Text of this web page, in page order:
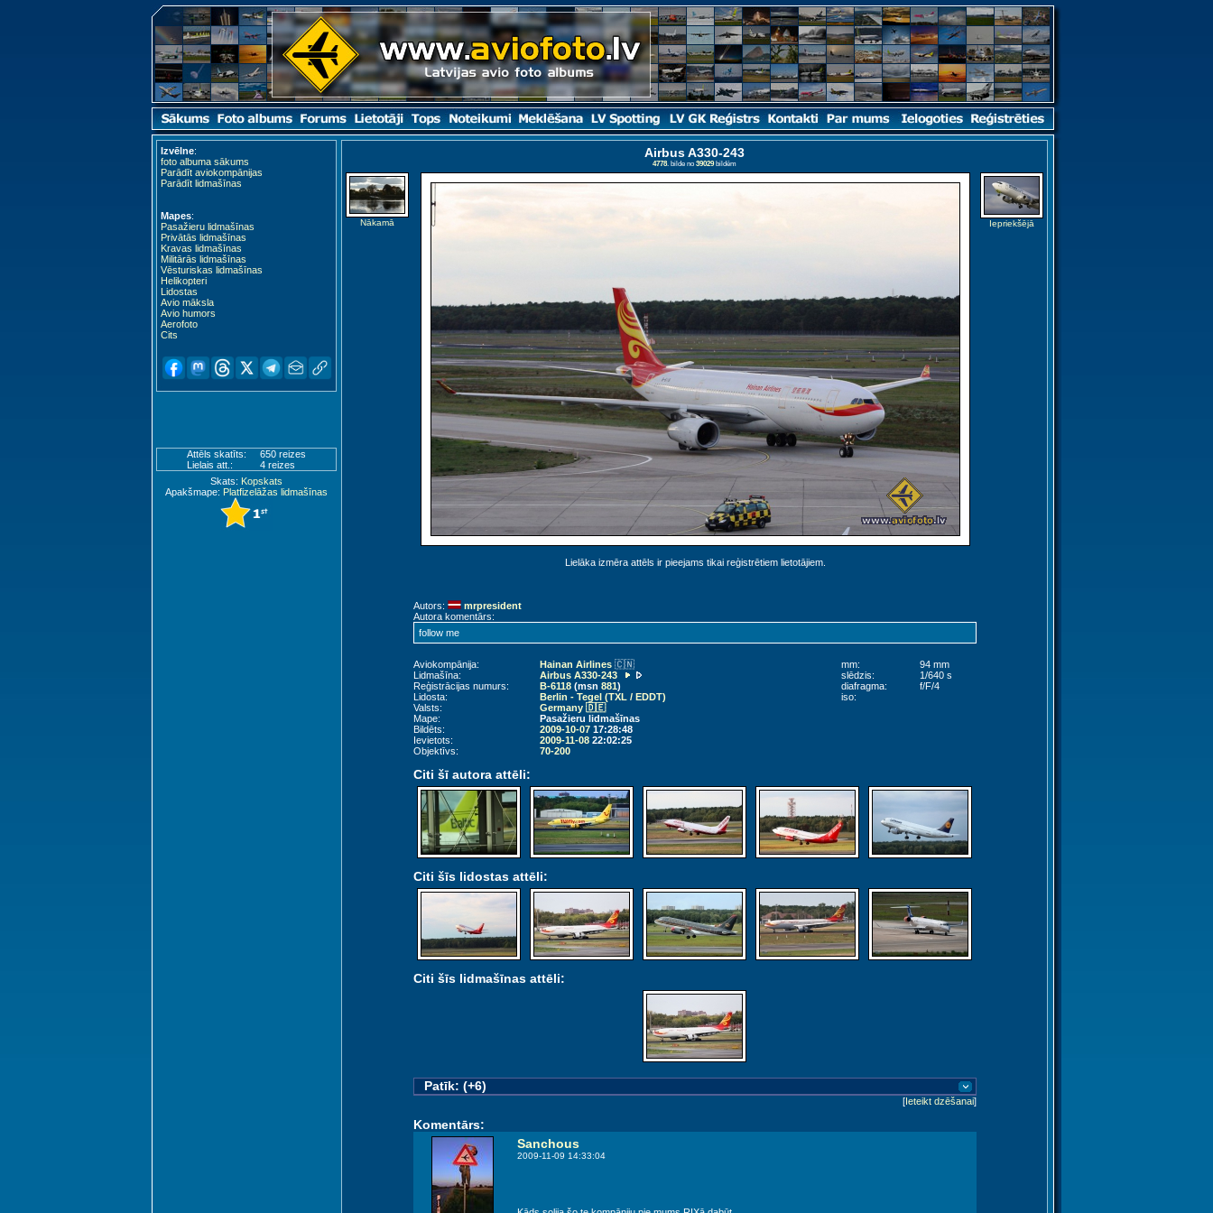
Izvēlne:
foto albuma sākums
Parādīt aviokompānijas
Parādīt lidmašīnas
Mapes:
Pasažieru lidmašīnas
Privātās lidmašīnas
Kravas lidmašīnas
Militārās lidmašīnas
Vēsturiskas lidmašīnas
Helikopteri
Lidostas
Avio māksla
Avio humors
Aerofoto
Cits
Attēls skatīts:
650 reizes
Lielais att.:
4 reizes
Skats: Kopskats
Apakšmape: Platfizelāžas lidmašīnas
Airbus A330-243
4778. bilde no 39029bildēm
Nākamā
Lielāka izmēra attēls ir pieejams tikai reģistrētiem lietotājiem.
Iepriekšējā
Autors:
mrpresident
Autora komentārs:
follow me
Aviokompānija: Hainan Airlines 🇨🇳
Lidmašīna:
Airbus A330-243
Reģistrācijas numurs:
B-6118(msn 881)
Lidosta:
Berlin - Tegel (TXL / EDDT)
Valsts:
Germany 🇩🇪
Mape:
Pasažieru lidmašīnas
Bildēts:
2009-10-0717:28:48
Ievietots:
2009-11-0822:02:25
Objektīvs:
70-200
mm:
94 mm
slēdzis:
1/640 s
diafragma:
f/F/4
iso:
Citi šī autora attēli:
Citi šīs lidostas attēli:
Citi šīs lidmašīnas attēli:
Patīk: (+6)
[Ieteikt dzēšanai]
Komentārs:
Sanchous
2009-11-09 14:33:04